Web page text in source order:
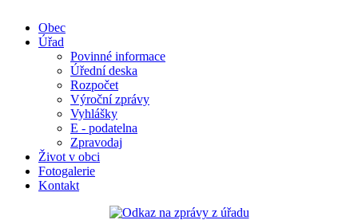
Obec
Úřad
Povinné informace
Úřední deska
Rozpočet
Výroční zprávy
Vyhlášky
E - podatelna
Zpravodaj
Život v obci
Fotogalerie
Kontakt